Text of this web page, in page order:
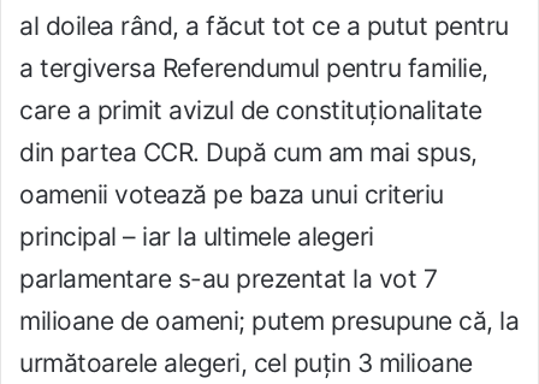
al doilea rând, a făcut tot ce a putut pentru
a tergiversa Referendumul pentru familie,
care a primit avizul de constituționalitate
din partea CCR. După cum am mai spus,
oamenii votează pe baza unui criteriu
principal – iar la ultimele alegeri
parlamentare s-au prezentat la vot 7
milioane de oameni; putem presupune că, la
următoarele alegeri, cel puțin 3 milioane